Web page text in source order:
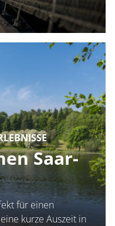
Saar-
für einen
kurze Auszeit in